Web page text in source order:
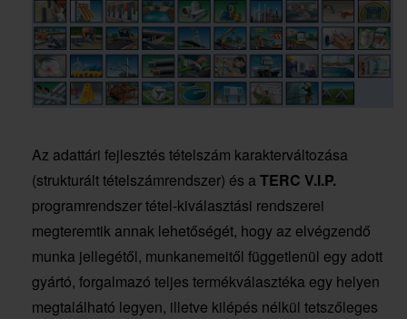
Az adattári fejlesztés tételszám karakterváltozása
(strukturált tételszámrendszer) és aTERC V.I.P.
programrendszer tétel-kiválasztási rendszerei
megteremtik annak lehetőségét, hogy az elvégzendő
munka jellegétől, munkanemeitől függetlenül egy adott
gyártó, forgalmazó teljes termékválasztéka egy helyen
megtalálható legyen, illetve kilépés nélkül tetszőleges